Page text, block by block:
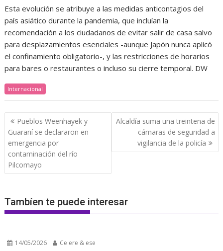
Esta evolución se atribuye a las medidas anticontagios del
país asiático durante la pandemia, que incluían la
recomendación a los ciudadanos de evitar salir de casa salvo
para desplazamientos esenciales -aunque Japón nunca aplicó
el confinamiento obligatorio-, y las restricciones de horarios
para bares o restaurantes o incluso su cierre temporal. DW
Internacional
Navegación
de
entradas
Pueblos Weenhayek y
Guaraní se declararon en
emergencia por
contaminación del río
Pilcomayo
Alcaldía suma una treintena de
cámaras de seguridad a
vigilancia de la policía
Tambíen te puede interesar
14/05/2026 Ce ere & ese